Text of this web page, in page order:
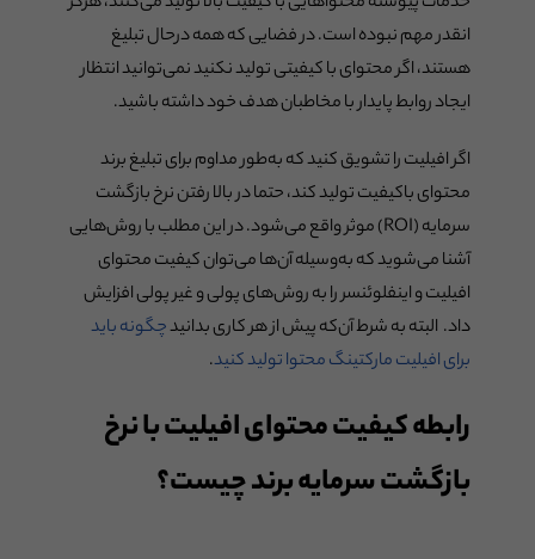
انقدر مهم نبوده است. در فضایی که همه درحال تبلیغ
هستند، اگر محتوای با کیفیتی تولید نکنید نمی‌توانید انتظار
ایجاد روابط پایدار با مخاطبان هدف خود داشته باشید.
اگر افیلیت را تشویق کنید که به‌طور مداوم برای تبلیغ برند
محتوای باکیفیت تولید کند، حتما در بالا رفتن نرخ بازگشت
سرمایه (ROI) موثر واقع می‌شود. در این مطلب با روش‌هایی
آشنا می‌شوید که به‌وسیله آن‌ها می‌توان کیفیت محتوای
افیلیت و اینفلوئنسر را به روش‌های پولی و غیر پولی افزایش
داد. البته به شرط آن‌که پیش از هر کاری بدانیدچگونه باید
برای افیلیت مارکتینگ محتوا تولید کنید.
رابطه کیفیت محتوای افیلیت با نرخ
بازگشت سرمایه برند چیست؟